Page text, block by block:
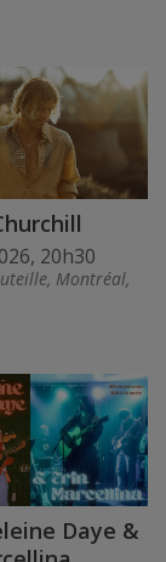
20h30
Montréal,
Daye &